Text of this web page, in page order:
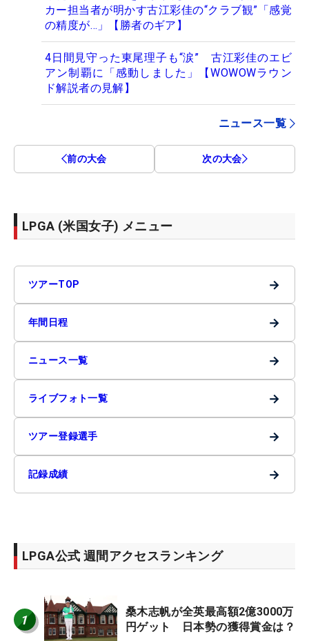
カー担当者が明かす古江彩佳の“クラブ観”「感覚
の精度が…」【勝者のギア】
4日間見守った東尾理子も“涙” 古江彩佳のエビ
アン制覇に「感動しました」【WOWOWラウン
ド解説者の見解】
ニュース一覧
前の大会 次の大会
LPGA (米国女子) メニュー
ツアーTOP →
年間日程 →
ニュース一覧 →
ライブフォト一覧 →
ツアー登録選手 →
記録成績 →
LPGA公式 週間アクセスランキング
1
桑木志帆が全英最高額2億3000万
円ゲット 日本勢の獲得賞金は？